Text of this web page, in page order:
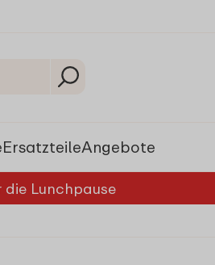
ErsatzteileAngebote
Lunchpause